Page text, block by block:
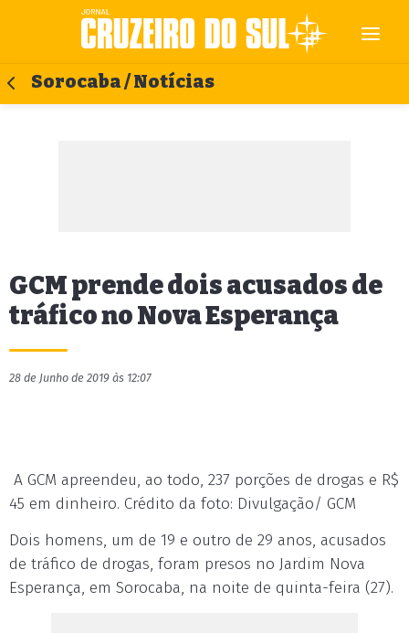
Sorocaba / Notícias
GCM prende dois acusados de
tráfico no Nova Esperança
28 de Junho de 2019 às 12:07
A GCM apreendeu, ao todo, 237 porções de drogas e R$
45 em dinheiro. Crédito da foto: Divulgação/ GCM
Dois homens, um de 19 e outro de 29 anos, acusados
de tráfico de drogas, foram presos no Jardim Nova
Esperança, em Sorocaba, na noite de quinta-feira (27).